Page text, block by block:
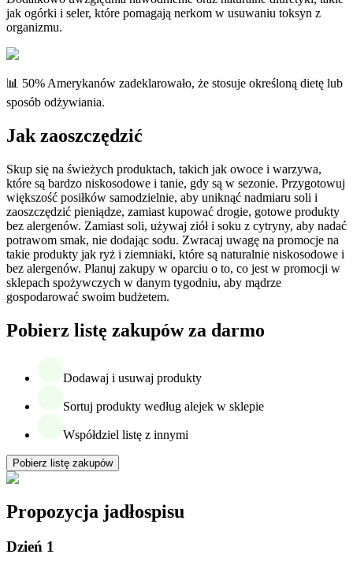
jak ogórki i seler, które pomagają nerkom w usuwaniu toksyn z
organizmu.
📊 50% Amerykanów zadeklarowało, że stosuje określoną dietę lub
sposób odżywiania.
Jak zaoszczędzić
Skup się na świeżych produktach, takich jak owoce i warzywa,
które są bardzo niskosodowe i tanie, gdy są w sezonie. Przygotowuj
większość posiłków samodzielnie, aby uniknąć nadmiaru soli i
zaoszczędzić pieniądze, zamiast kupować drogie, gotowe produkty
bez alergenów. Zamiast soli, używaj ziół i soku z cytryny, aby nadać
potrawom smak, nie dodając sodu. Zwracaj uwagę na promocje na
takie produkty jak ryż i ziemniaki, które są naturalnie niskosodowe i
bez alergenów. Planuj zakupy w oparciu o to, co jest w promocji w
sklepach spożywczych w danym tygodniu, aby mądrze
gospodarować swoim budżetem.
Pobierz listę zakupów za darmo
Dodawaj i usuwaj produkty
Sortuj produkty według alejek w sklepie
Współdziel listę z innymi
Pobierz listę zakupów
Propozycja jadłospisu
Dzień 1